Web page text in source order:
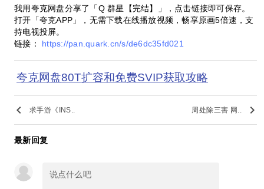
我用夸克网盘分享了「Q 群星【完结】」，点击链接即可保存。
打开「夸克APP」，无需下载在线播放视频，畅享原画5倍速，支
持电视投屏。
链接： https://pan.quark.cn/s/de6dc35fd021
夸克网盘80T扩容和免费SVIP获取攻略
keyboard_arrow_left 求手游《INS.. 周处除三害 网.. keyboard_arrow_right
最新回复